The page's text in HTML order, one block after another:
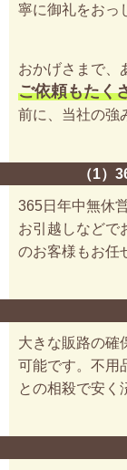
寧に御礼をおっ
おかげさまで、
ご依頼もたく
前に、当社の強
（1）
365日年中無休
お引越しなどで
のお客様もお任
大きな販路の確
可能です。不用
との相殺で安く